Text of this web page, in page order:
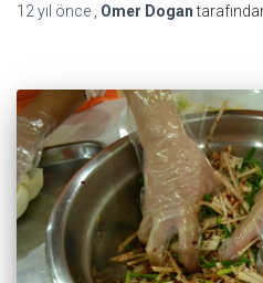
12 yıl önce Omer Dogan